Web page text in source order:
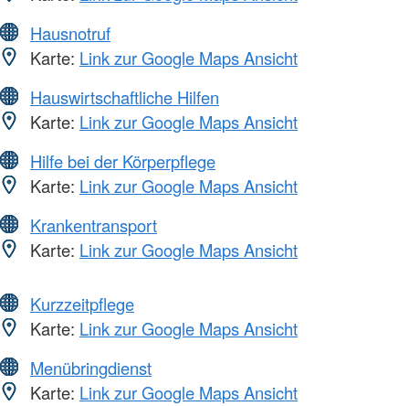
Hausnotruf
Karte: Link zur Google Maps Ansicht
Hauswirtschaftliche Hilfen
Karte: Link zur Google Maps Ansicht
Hilfe bei der Körperpflege
Karte: Link zur Google Maps Ansicht
Krankentransport
Karte: Link zur Google Maps Ansicht
Kurzzeitpflege
Karte: Link zur Google Maps Ansicht
Menübringdienst
Karte: Link zur Google Maps Ansicht